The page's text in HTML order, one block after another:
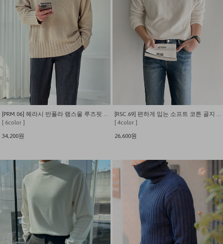
[PRM.06] 헤라시 반폴라 램스울 루즈핏 니트
[ 6color ]
34,200원
[RSC.69] 편하게 입는 소프트 코튼 골지 폴라 티셔츠
[ 4color ]
26,600원